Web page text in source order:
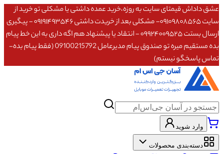
عشق داداش قیمتای سایت به روزه،خرید عمده داشتی یا مشکلی تو خرید از
سایت ۰۹۱۰۹۸۰۸۵۶۵- مشکلی بعد از خریدت داشتی ۰۹۱۹۱۴۹۳۵۴۶ - پیگیری
ارسال بستت ۰۹۹۲۴۰۰۹۵۲۵ - انتقاد یا پیشنهاد هم اگه داری به این خط پیام
بده مستقیم میره تو صندوق پیام مدیرعامل 09100215792 (فقط پیام بده-
تماس پاسخگو نیستم)
وارد شوید
دسته‌بندی محصولات